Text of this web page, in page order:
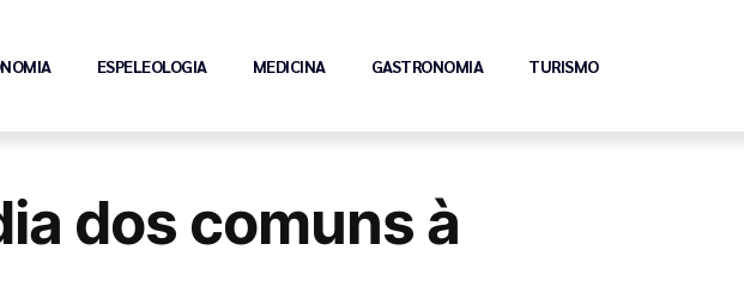
ESPELEOLOGIA MEDICINA GASTRONOMIA TURISMO
dos comuns à